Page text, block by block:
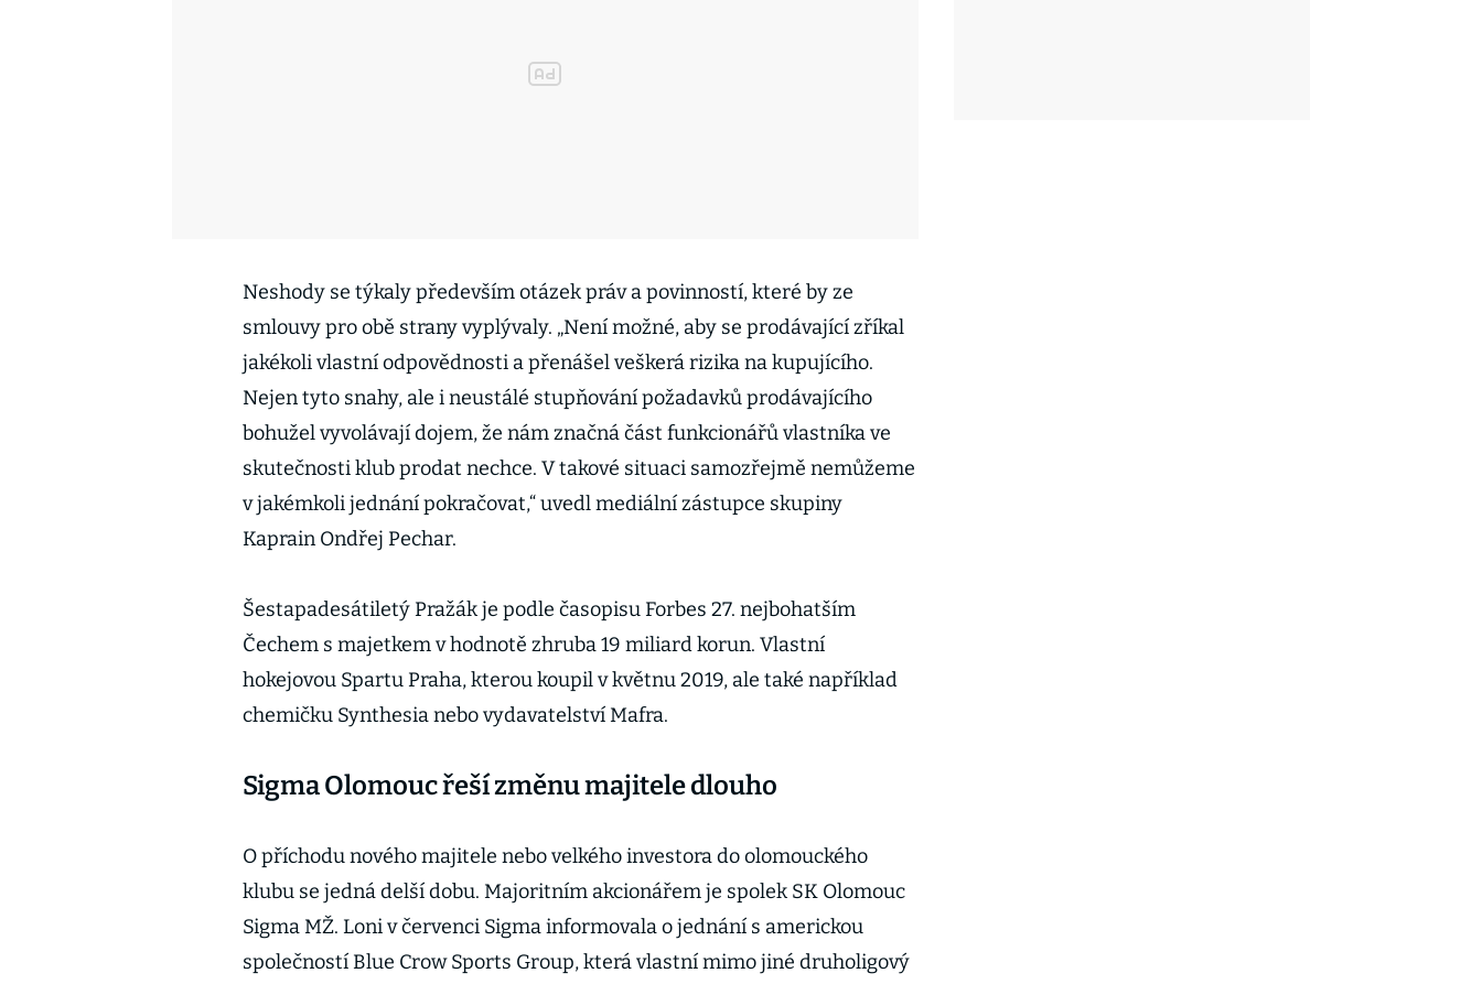
Neshody se týkaly především otázek práv a povinností, které by ze
smlouvy pro obě strany vyplývaly. „Není možné, aby se prodávající zříkal
jakékoli vlastní odpovědnosti a přenášel veškerá rizika na kupujícího.
Nejen tyto snahy, ale i neustálé stupňování požadavků prodávajícího
bohužel vyvolávají dojem, že nám značná část funkcionářů vlastníka ve
skutečnosti klub prodat nechce. V takové situaci samozřejmě nemůžeme
v jakémkoli jednání pokračovat,“ uvedl mediální zástupce skupiny
Kaprain Ondřej Pechar.
Šestapadesátiletý Pražák je podle časopisu Forbes 27. nejbohatším
Čechem s majetkem v hodnotě zhruba 19 miliard korun. Vlastní
hokejovou Spartu Praha, kterou koupil v květnu 2019, ale také například
chemičku Synthesia nebo vydavatelství Mafra.
Sigma Olomouc řeší změnu majitele dlouho
O příchodu nového majitele nebo velkého investora do olomouckého
klubu se jedná delší dobu. Majoritním akcionářem je spolek SK Olomouc
Sigma MŽ. Loni v červenci Sigma informovala o jednání s americkou
společností Blue Crow Sports Group, která vlastní mimo jiné druholigový